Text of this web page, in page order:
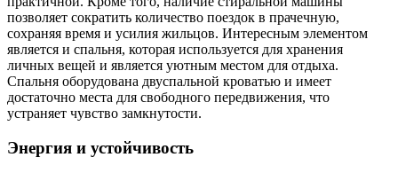
позволяет сократить количество поездок в прачечную,
сохраняя время и усилия жильцов. Интересным элементом
является и спальня, которая используется для хранения
личных вещей и является уютным местом для отдыха.
Спальня оборудована двуспальной кроватью и имеет
достаточно места для свободного передвижения, что
устраняет чувство замкнутости.
Энергия и устойчивость